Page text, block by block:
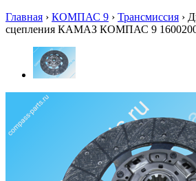
Главная › КОМПАС 9 › Трансмиссия ›
сцепления КАМАЗ КОМПАС 9